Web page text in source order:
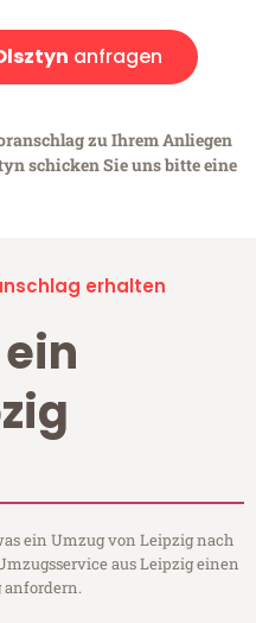
anfragen
zu Ihrem Anliegen
schicken Sie uns bitte eine
erhalten
ein Umzug von Leipzig nach
aus Leipzig einen